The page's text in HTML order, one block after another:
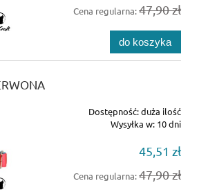
Cena regularna:47,90 zł
do koszyka
Dostępność:duża ilość
Wysyłka w: 10 dni
45,51 zł
Cena regularna:47,90 zł